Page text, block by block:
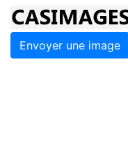
Envoyer une image